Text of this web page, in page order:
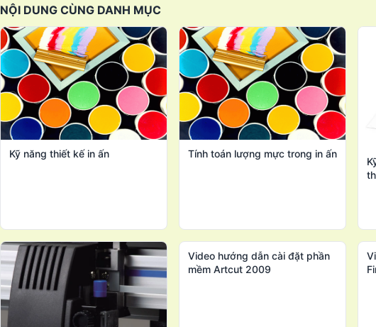
NỘI DUNG CÙNG DANH MỤC
Kỹ năng thiết kế in ấn Tính toán lượng mực trong in ấn
Video hướng dẫn cài đặt phần
mềm Artcut 2009